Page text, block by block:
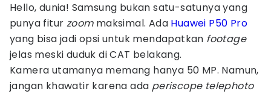
Hello, dunia! Samsung bukan satu-satunya yang
punya fitur zoommaksimal. Ada Huawei P50 Pro
yang bisa jadi opsi untuk mendapatkan footage
jelas meski duduk di CAT belakang.
Kamera utamanya memang hanya 50 MP. Namun,
jangan khawatir karena ada periscope telephoto